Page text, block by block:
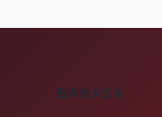
BAHASA